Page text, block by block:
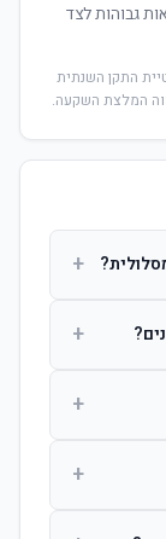
גבוהות לצד
התקן השנתית
המלצת השקעה.
+
ומאפשרת
+
לתקרה
+
+